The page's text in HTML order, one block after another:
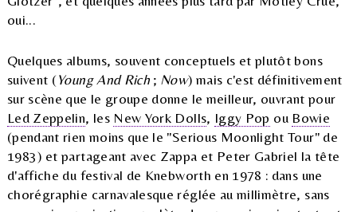
oui...
Quelques albums, souvent conceptuels et plutôt bons
suivent (Young And Rich ; Now) mais c'est définitivement
sur scène que le groupe donne le meilleur, ouvrant pour
Led Zeppelin, les New York Dolls, Iggy Pop ou Bowie
(pendant rien moins que le "Serious Moonlight Tour" de
1983) et partageant avec Zappa et Peter Gabriel la tête
d'affiche du festival de Knebworth en 1978 : dans une
chorégraphie carnavalesque réglée au millimètre, sans